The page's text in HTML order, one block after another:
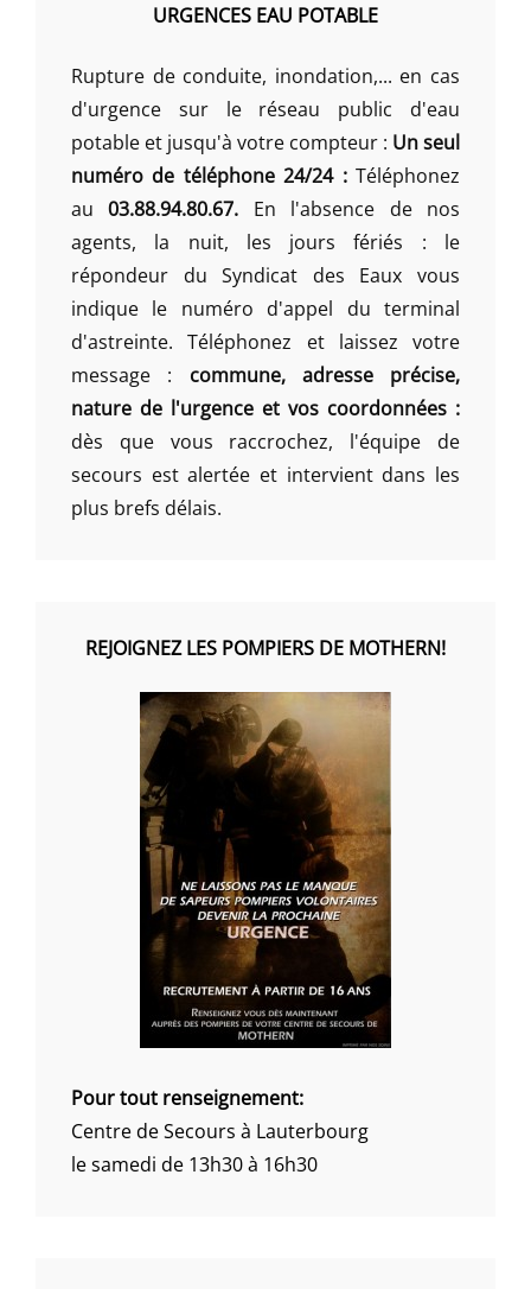
URGENCES EAU POTABLE
Rupture de conduite, inondation,... en cas
d'urgence sur le réseau public d'eau
potable et jusqu'à votre compteur : Un seul
numéro de téléphone 24/24 :Téléphonez
au03.88.94.80.67. En l'absence de nos
agents, la nuit, les jours fériés : le
répondeur du Syndicat des Eaux vous
indique le numéro d'appel du terminal
d'astreinte. Téléphonez et laissez votre
message : commune, adresse précise,
nature de l'urgence et vos coordonnées :
dès que vous raccrochez, l'équipe de
secours est alertée et intervient dans les
plus brefs délais.
REJOIGNEZ LES POMPIERS DE MOTHERN!
Pour tout renseignement:
Centre de Secours à Lauterbourg
le samedi de 13h30 à 16h30